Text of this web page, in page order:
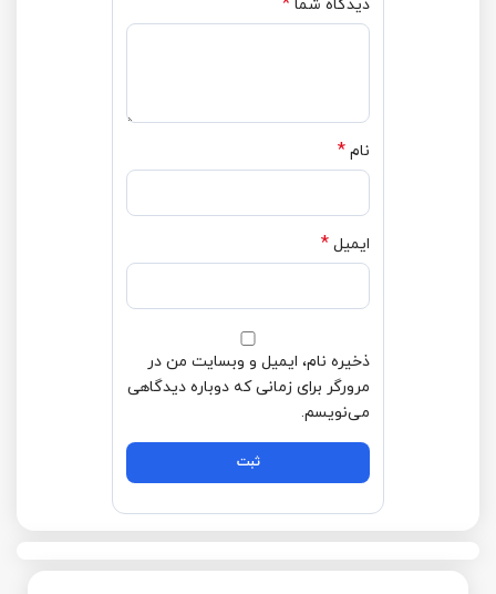
دیدگاه شما
نام *
ایمیل *
ذخیره نام، ایمیل و وبسایت من در
مرورگر برای زمانی که دوباره دیدگاهی
می‌نویسم.